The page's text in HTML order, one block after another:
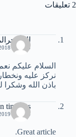
2 تعليقات
20 مايو، 2018 | 10:38 ص
السلام عليكم
نركز عليه
باذن الله وشكرا
tim Bits
24 مايو، 2019 | 10:07 ص
Great article.